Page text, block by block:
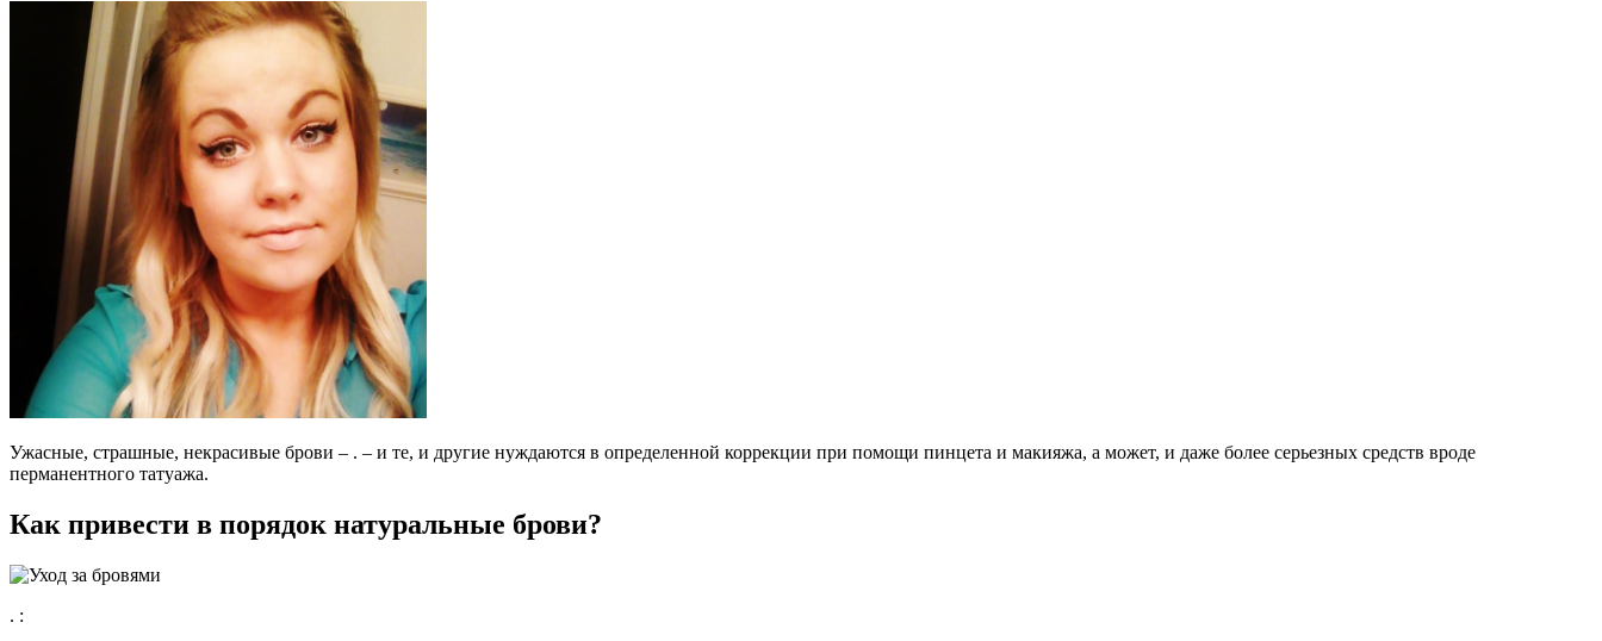
Ужасные, страшные, некрасивые брови – . – и те, и другие нуждаются в определенной коррекции при помощи пинцета и макияжа, а может, и даже более серьезных средств вроде
перманентного татуажа.
Как привести в порядок натуральные брови?
. :